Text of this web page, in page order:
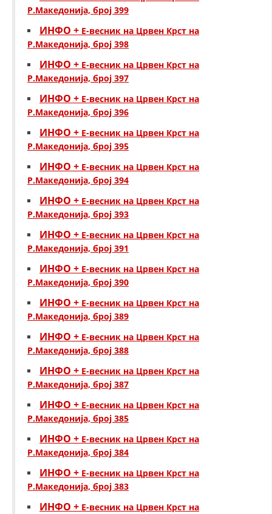
Р.Македонија, број 399
ИНФО + Е-весник на Црвен Крст на
Р.Македонија, број 398
ИНФО + Е-весник на Црвен Крст на
Р.Македонија, број 397
ИНФО + Е-весник на Црвен Крст на
Р.Македонија, број 396
ИНФО + Е-весник на Црвен Крст на
Р.Македонија, број 395
ИНФО + Е-весник на Црвен Крст на
Р.Македонија, број 394
ИНФО + Е-весник на Црвен Крст на
Р.Македонија, број 393
ИНФО + Е-весник на Црвен Крст на
Р.Македонија, број 391
ИНФО + Е-весник на Црвен Крст на
Р.Македонија, број 390
ИНФО + Е-весник на Црвен Крст на
Р.Македонија, број 389
ИНФО + Е-весник на Црвен Крст на
Р.Македонија, број 388
ИНФО + Е-весник на Црвен Крст на
Р.Македонија, број 387
ИНФО + Е-весник на Црвен Крст на
Р.Македонија, број 385
ИНФО + Е-весник на Црвен Крст на
Р.Македонија, број 384
ИНФО + Е-весник на Црвен Крст на
Р.Македонија, број 383
ИНФО + Е-весник на Црвен Крст на